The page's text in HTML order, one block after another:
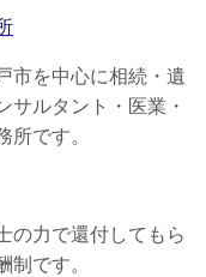
市を中心に相続・遺
サルタント・医業・
所です。
の力で還付してもら
制です。